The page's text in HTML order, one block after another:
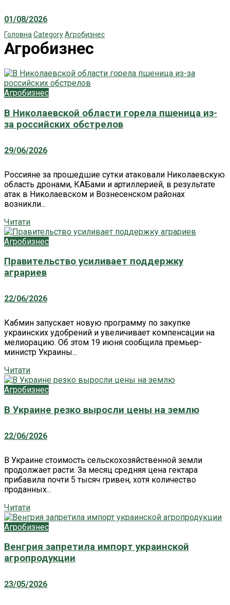
01/08/2026
ГоловнаCategoryАгробизнес
Агробизнес
Агробизнес
В Николаевской области горела пшеница из-
за российских обстрелов
29/06/2026
Россияне за прошедшие сутки атаковали Николаевскую
область дронами, КАБами и артиллерией, в результате
атак в Николаевском и Вознесенском районах
возникли...
Читати
Агробизнес
Правительство усиливает поддержку
аграриев
22/06/2026
Кабмин запускает новую программу по закупке
украинских удобрений и увеличивает компенсации на
мелиорацию. Об этом 19 июня сообщила премьер-
министр Украины...
Читати
Агробизнес
В Украине резко выросли цены на землю
22/06/2026
В Украине стоимость сельскохозяйственной земли
продолжает расти. За месяц средняя цена гектара
прибавила почти 5 тысяч гривен, хотя количество
проданных...
Читати
Агробизнес
Венгрия запретила импорт украинской
агропродукции
23/05/2026